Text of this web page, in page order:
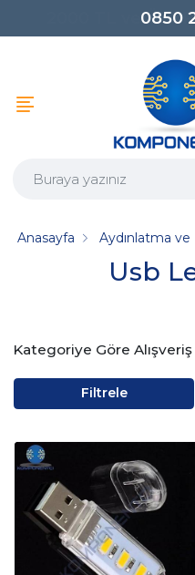
0850
Usb
Anasayfa Aydınlatma
Kategoriye Göre Alışveriş
Filtrele